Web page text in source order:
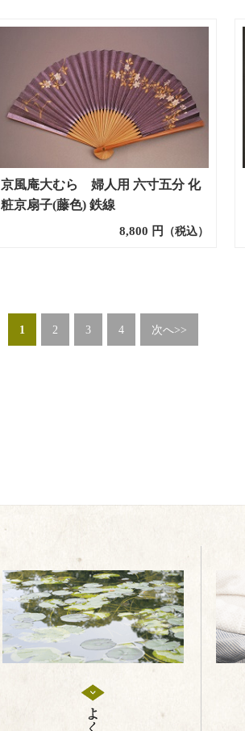
京風庵大むら 婦人用 六寸五分 化
粧京扇子(藤色) 鉄線
8,800 円 （税込）
1 2 3 4 次へ>>